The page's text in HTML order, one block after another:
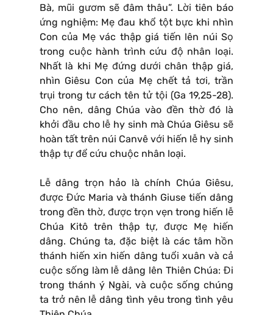
Bà, mũi gươm sẽ đâm thâu”. Lời tiên báo
ứng nghiệm: Mẹ đau khổ tột bực khi nhìn
Con của Mẹ vác thập giá tiến lên núi Sọ
trong cuộc hành trình cứu độ nhân loại.
Nhất là khi Mẹ đứng dưới chân thập giá,
nhìn Giêsu Con của Mẹ chết tả tơi, trần
trụi trong tư cách tên tử tội (Ga 19,25-28).
Cho nên, dâng Chúa vào đền thờ đó là
khởi đầu cho lễ hy sinh mà Chúa Giêsu sẽ
hoàn tất trên núi Canvê với hiến lễ hy sinh
thập tự để cứu chuộc nhân loại.
Lễ dâng trọn hảo là chính Chúa Giêsu,
được Đức Maria và thánh Giuse tiến dâng
trong đền thờ, được trọn vẹn trong hiến lễ
Chúa Kitô trên thập tự, được Mẹ hiến
dâng. Chúng ta, đặc biệt là các tâm hồn
thánh hiến xin hiến dâng tuổi xuân và cả
cuộc sống làm lễ dâng lên Thiên Chúa: Đi
trong thánh ý Ngài, và cuộc sống chúng
ta trở nên lễ dâng tình yêu trong tình yêu